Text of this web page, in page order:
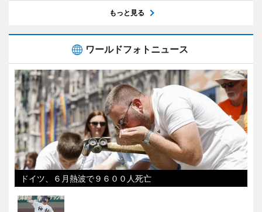
もっと見る
ワールドフォトニュース
ドイツ、６月熱波で９６００人死亡